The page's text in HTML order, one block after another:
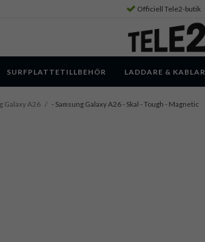
Officiell Tele2-butik
SURFPLATTETILLBEHÖR LADDARE & KABLAR
Galaxy A26 / - Samsung Galaxy A26 - Skal - Tough - Magnetic